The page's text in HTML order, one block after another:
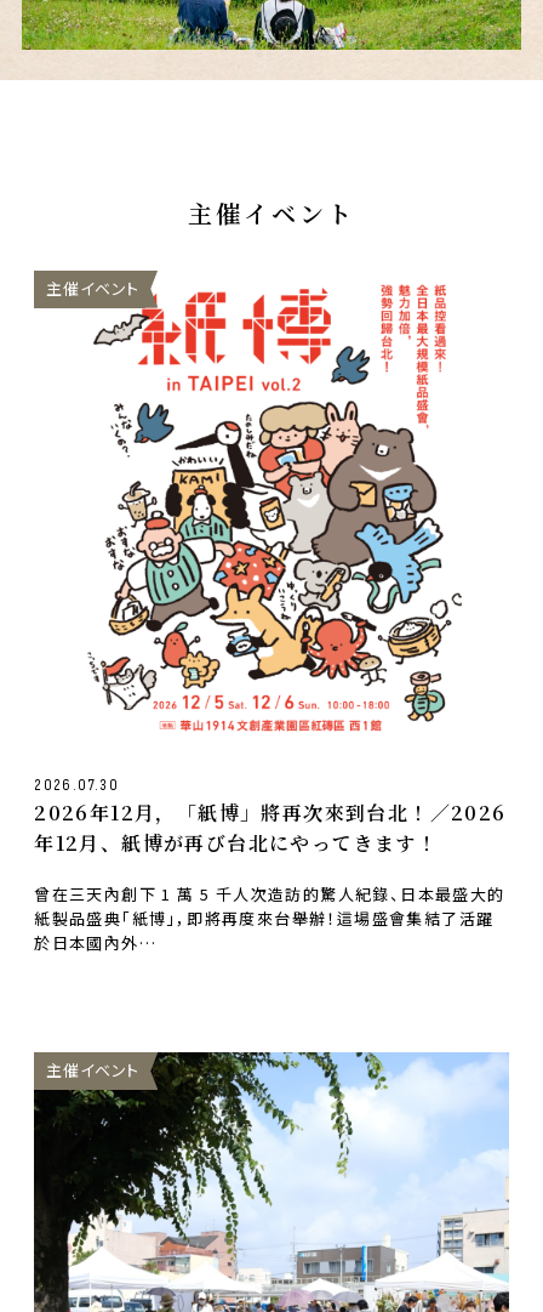
主催イベント
主催イベント
2026.07.30
2026年12月，「紙博」將再次來到台北！／2026
年12月、紙博が再び台北にやってきます！
曾在三天內創下 1 萬 5 千人次造訪的驚人紀錄、日本最盛大的
紙製品盛典「紙博」，即將再度來台舉辦！這場盛會集結了活躍
於日本國內外…
主催イベント